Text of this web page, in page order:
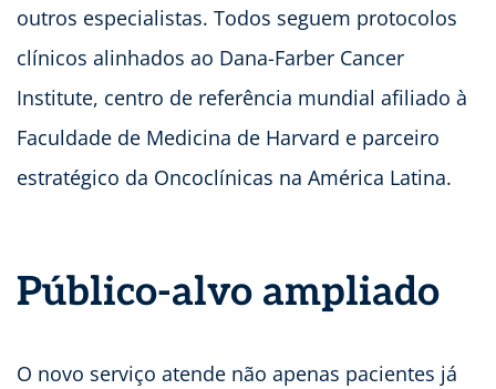
outros especialistas. Todos seguem protocolos
clínicos alinhados ao Dana-Farber Cancer
Institute, centro de referência mundial afiliado à
Faculdade de Medicina de Harvard e parceiro
estratégico da Oncoclínicas na América Latina.
Público-alvo ampliado
O novo serviço atende não apenas pacientes já